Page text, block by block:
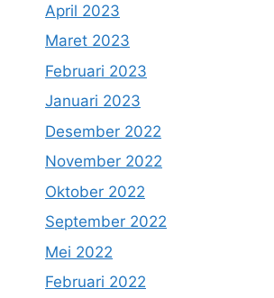
April 2023
Maret 2023
Februari 2023
Januari 2023
Desember 2022
November 2022
Oktober 2022
September 2022
Mei 2022
Februari 2022